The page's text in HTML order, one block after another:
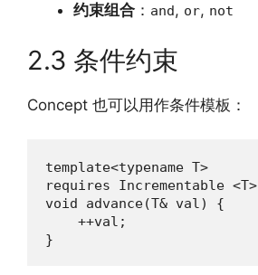
约束组合 ： and, or, not
2.3 条件约束
Concept 也可以用作条件模板：
template<typename T>
requires Incrementable <T>
void advance(T& val) {
    ++val;
}